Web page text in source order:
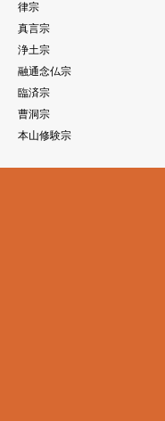
律宗
真言宗
浄土宗
融通念仏宗
臨済宗
曹洞宗
本山修験宗